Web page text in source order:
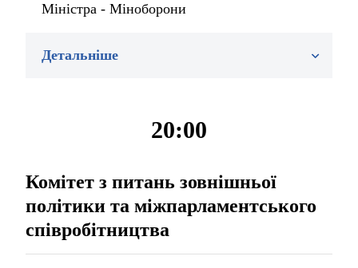
Міністра - Міноборони
Детальніше
20:00
Комітет з питань зовнішньої
політики та міжпарламентського
співробітництва